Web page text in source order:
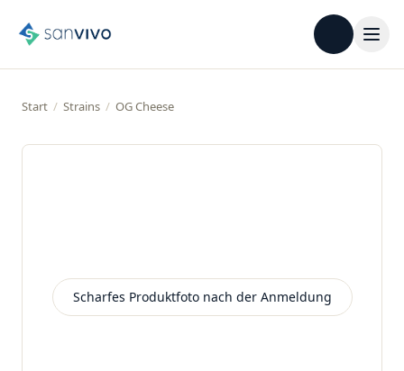
Start / Strains / OG Cheese
Scharfes Produktfoto nach der Anmeldung